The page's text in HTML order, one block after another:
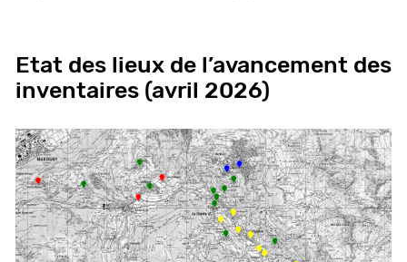
Etat des lieux de l’avancement des
inventaires (avril 2026)